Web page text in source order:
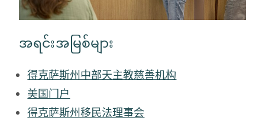
အရင်းအမြစ်များ
得克萨斯州中部天主教慈善机构
美国门户
得克萨斯州移民法理事会